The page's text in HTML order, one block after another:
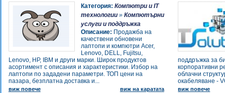
връзка с НАП ! Зареждане и
презареждане на тонер касети
Пловдив.Продажба и поправка
на нови и употребявани
компютри и принтери.
- Top Grade Komputers
- УНАКС
-
Сервиз касови апарати,
счетоводство
- Сервиз касови апарати
Категория: Компютри и IT
технологии» Компютърни
услуги и поддръжка
Описание: Продажба на
качествени обновени
лаптопи и компютри Acer,
Lenovo, DELL, Fujitsu,
Lenovo, HP, IBM и други марки. Широк продуктов
асортимент с описания и характеристики. Избор на
лаптопи по зададени параметри. ТОП цени на
пазара, безплатна доставка и...
виж повече виж на каратата
поддръжка за
корпоративни
облачни
окабеляване -
виж повече